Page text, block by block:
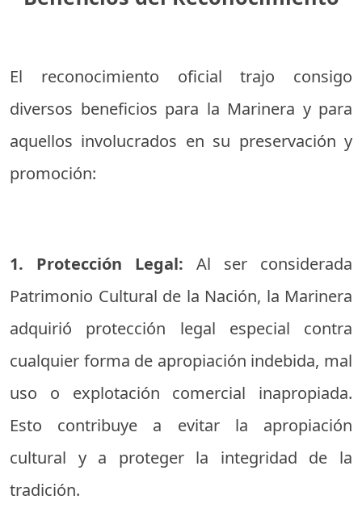
El reconocimiento oficial trajo consigo
diversos beneficios para la Marinera y para
aquellos involucrados en su preservación y
promoción:
1. Protección Legal: Al ser considerada
Patrimonio Cultural de la Nación, la Marinera
adquirió protección legal especial contra
cualquier forma de apropiación indebida, mal
uso o explotación comercial inapropiada.
Esto contribuye a evitar la apropiación
cultural y a proteger la integridad de la
tradición.